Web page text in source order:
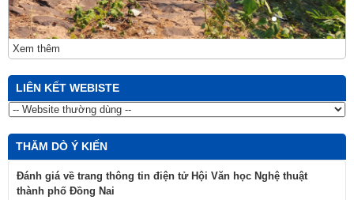
Xem thêm
LIÊN KẾT WEBISTE
THĂM DÒ Ý KIẾN
Đánh giá về trang thông tin điện tử Hội Văn học Nghệ thuật
thành phố Đồng Nai